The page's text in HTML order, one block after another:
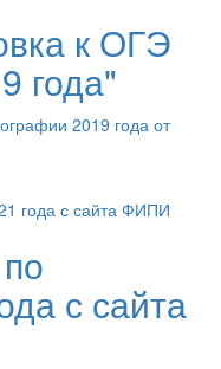
к ОГЭ
года"
2019 года от
с сайта